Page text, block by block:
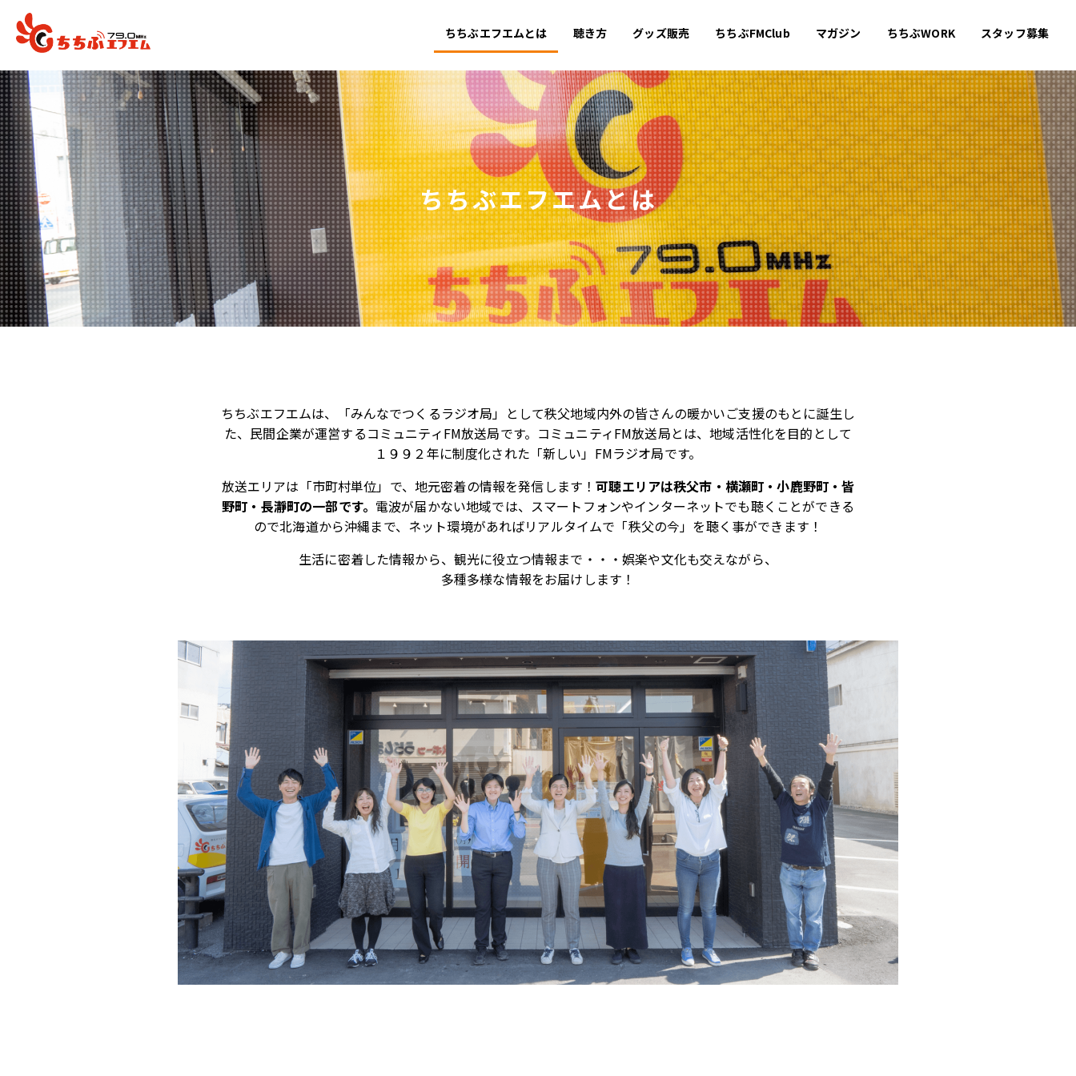
ちちぶエフエムとは 聴き方 グッズ販売 ちちぶFMClub マガジン ちちぶWORK スタッフ募集
ちちぶエフエムとは
ちちぶエフエムは、「みんなでつくるラジオ局」として秩父地域内外の皆さんの暖かいご支援のもとに誕生し
た、民間企業が運営するコミュニティFM放送局です。コミュニティFM放送局とは、地域活性化を目的として
１９９２年に制度化された「新しい」FMラジオ局です。
放送エリアは「市町村単位」で、地元密着の情報を発信します！可聴エリアは秩父市・横瀬町・小鹿野町・皆
野町・長瀞町の一部です。 電波が届かない地域では、スマートフォンやインターネットでも聴くことができる
ので北海道から沖縄まで、ネット環境があればリアルタイムで「秩父の今」を聴く事ができます！
生活に密着した情報から、観光に役立つ情報まで・・・娯楽や文化も交えながら、
多種多様な情報をお届けします！